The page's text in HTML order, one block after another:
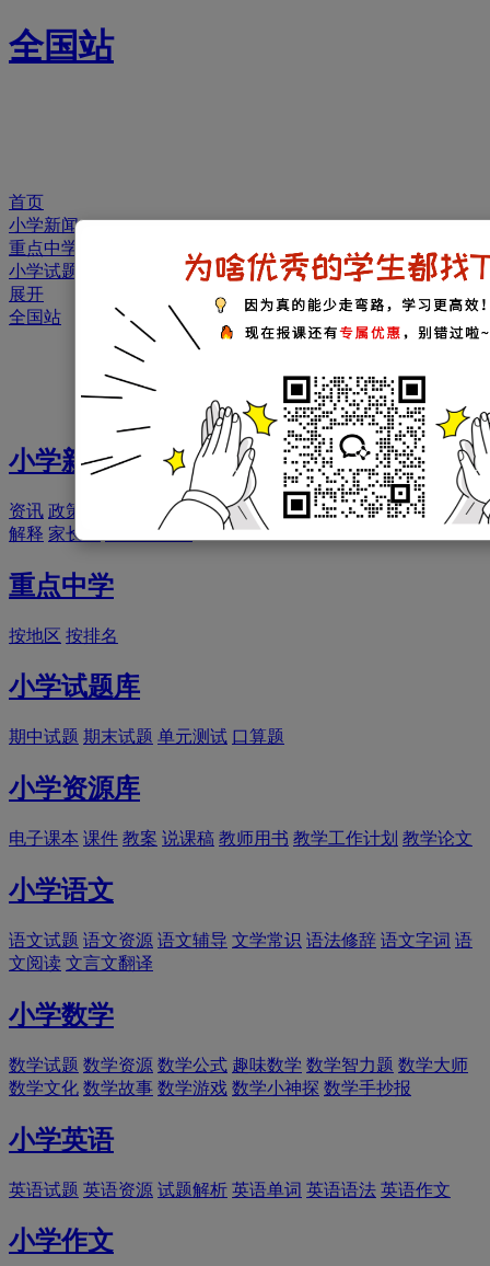
全国站
首页
小学新闻
重点中学
小学试题
展开
全国站
小学新闻
资讯 政策 经验 面试 简历 试题 分班考试 衔接
名称
解释 家长会 新初一军训
重点中学
按地区 按排名
小学试题库
期中试题 期末试题 单元测试 口算题
小学资源库
电子课本 课件 教案 说课稿 教师用书 教学工作计划 教学论文
小学语文
语文试题 语文资源 语文辅导 文学常识 语法修辞 语文字词 语
文阅读 文言文翻译
小学数学
数学试题 数学资源 数学公式 趣味数学 数学智力题 数学大师
数学文化 数学故事 数学游戏 数学小神探 数学手抄报
小学英语
英语试题 英语资源 试题解析 英语单词 英语语法 英语作文
小学作文